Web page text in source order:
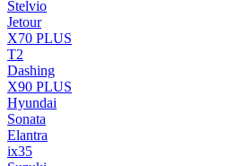
Stelvio
Jetour
X70 PLUS
T2
Dashing
X90 PLUS
Hyundai
Sonata
Elantra
ix35